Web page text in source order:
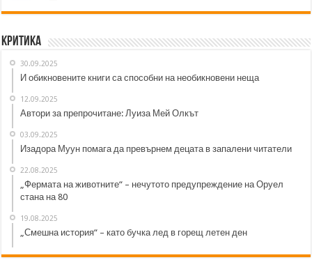
Критика
30.09.2025
И обикновените книги са способни на необикновени неща
12.09.2025
Автори за препрочитане: Луиза Мей Олкът
03.09.2025
Изадора Муун помага да превърнем децата в запалени читатели
22.08.2025
„Фермата на животните“ – нечутото предупреждение на Оруел
стана на 80
19.08.2025
„Смешна история“ – като бучка лед в горещ летен ден